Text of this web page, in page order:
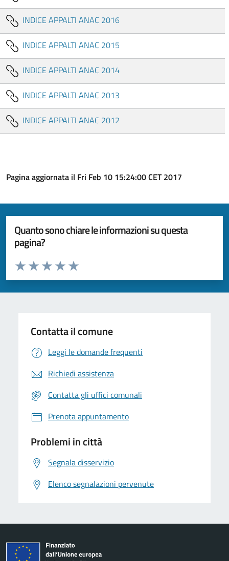
INDICE APPALTI ANAC 2016
INDICE APPALTI ANAC 2015
INDICE APPALTI ANAC 2014
INDICE APPALTI ANAC 2013
INDICE APPALTI ANAC 2012
Pagina aggiornata il Fri Feb 10 15:24:00 CET 2017
Quanto sono chiare le informazioni su questa
pagina?
Valuta da 1 a 5 stelle la pagina
Valuta 5 stelle su 5
Valuta 4 stelle su 5
Valuta 3 stelle su 5
Valuta 2 stelle su 5
Valuta 1 stelle su 5
Contatta il comune
Leggi le domande frequenti
Richiedi assistenza
Contatta gli uffici comunali
Prenota appuntamento
Problemi in città
Segnala disservizio
Elenco segnalazioni pervenute